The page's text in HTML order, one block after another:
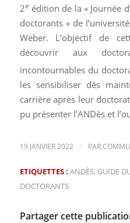
2e édition de la « Journée
doctorants » de
Weber. L’objectif de
découvrir aux
incontournables du
les sensibiliser dès
carrière après leur
pu présenter l’ANDès et
19 JANVIER 2022 / PAR
ETIQUETTES : ANDÈS, GUIDE
DOCTORANTS
Partager cette